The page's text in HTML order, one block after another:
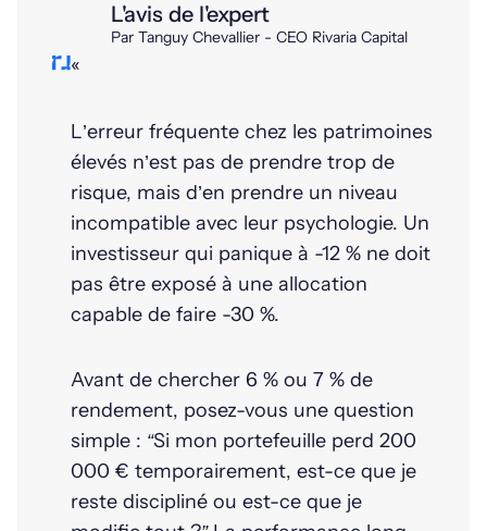
L'avis de l'expert
Par Tanguy Chevallier - CEO Rivaria Capital
«
L’erreur fréquente chez les patrimoines
élevés n’est pas de prendre trop de
risque, mais d’en prendre un niveau
incompatible avec leur psychologie. Un
investisseur qui panique à -12 % ne doit
pas être exposé à une allocation
capable de faire -30 %.
Avant de chercher 6 % ou 7 % de
rendement, posez-vous une question
simple : “Si mon portefeuille perd 200
000 € temporairement, est-ce que je
reste discipliné ou est-ce que je